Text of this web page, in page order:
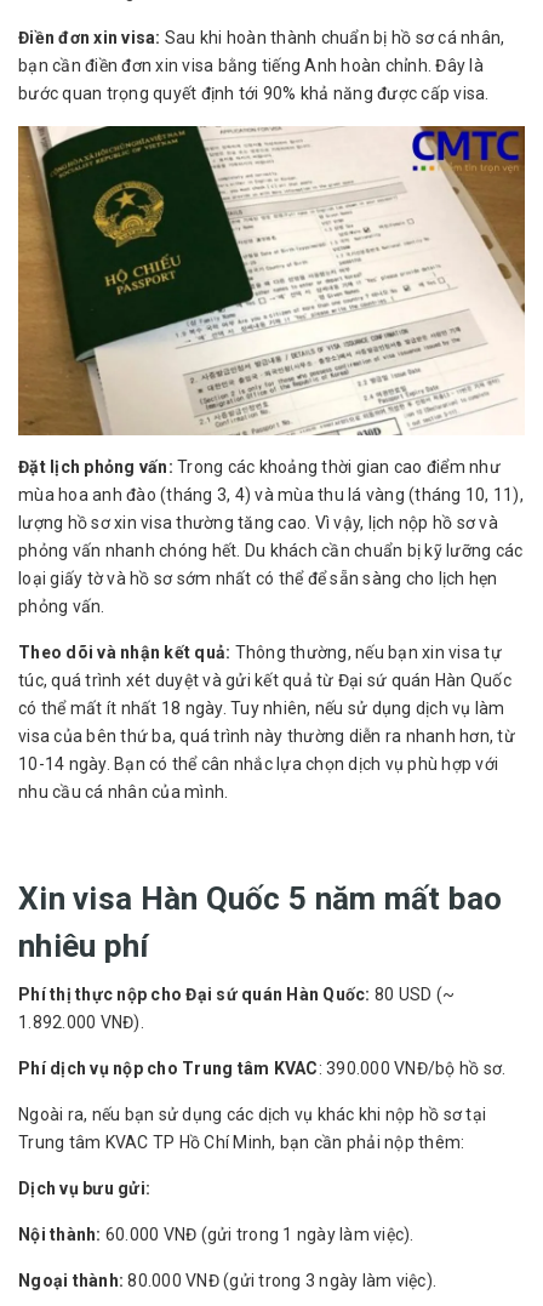
Điền đơn xin visa: Sau khi hoàn thành chuẩn bị hồ sơ cá nhân,
bạn cần điền đơn xin visa bằng tiếng Anh hoàn chỉnh. Đây là
bước quan trọng quyết định tới 90% khả năng được cấp visa.
Đặt lịch phỏng vấn: Trong các khoảng thời gian cao điểm như
mùa hoa anh đào (tháng 3, 4) và mùa thu lá vàng (tháng 10, 11),
lượng hồ sơ xin visa thường tăng cao. Vì vậy, lịch nộp hồ sơ và
phỏng vấn nhanh chóng hết. Du khách cần chuẩn bị kỹ lưỡng các
loại giấy tờ và hồ sơ sớm nhất có thể để sẵn sàng cho lịch hẹn
phỏng vấn.
Theo dõi và nhận kết quả: Thông thường, nếu bạn xin visa tự
túc, quá trình xét duyệt và gửi kết quả từ Đại sứ quán Hàn Quốc
có thể mất ít nhất 18 ngày. Tuy nhiên, nếu sử dụng dịch vụ làm
visa của bên thứ ba, quá trình này thường diễn ra nhanh hơn, từ
10-14 ngày. Bạn có thể cân nhắc lựa chọn dịch vụ phù hợp với
nhu cầu cá nhân của mình.
Xin visa Hàn Quốc 5 năm mất bao
nhiêu phí
Phí thị thực nộp cho Đại sứ quán Hàn Quốc: 80 USD (~
1.892.000 VNĐ).
Phí dịch vụ nộp cho Trung tâm KVAC: 390.000 VNĐ/bộ hồ sơ.
Ngoài ra, nếu bạn sử dụng các dịch vụ khác khi nộp hồ sơ tại
Trung tâm KVAC TP Hồ Chí Minh, bạn cần phải nộp thêm:
Dịch vụ bưu gửi:
Nội thành: 60.000 VNĐ (gửi trong 1 ngày làm việc).
Ngoại thành:80.000 VNĐ (gửi trong 3 ngày làm việc).